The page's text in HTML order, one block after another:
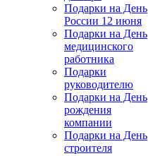
Подарки на День
России 12 июня
Подарки на День
медицинского
работника
Подарки
руководителю
Подарки на День
рождения
компании
Подарки на День
строителя